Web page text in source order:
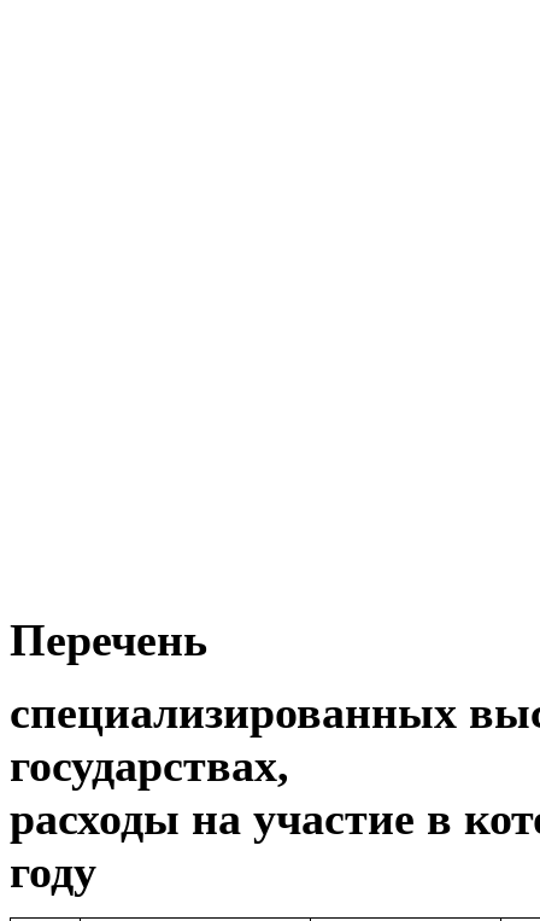
Перечень
специализированных
государствах,
расходы на участие в
году